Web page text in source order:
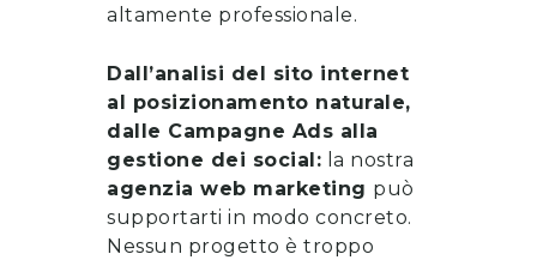
altamente professionale.
Dall’analisi del sito internet
al posizionamento naturale,
dalle Campagne Ads alla
gestione dei social: la nostra
agenzia web marketing può
supportarti in modo concreto.
Nessun progetto è troppo